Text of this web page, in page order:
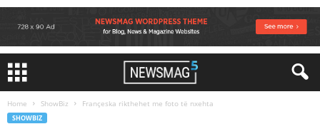
Home ShowBiz Françeska rikthehet me foto të nxehta
SHOWBIZ